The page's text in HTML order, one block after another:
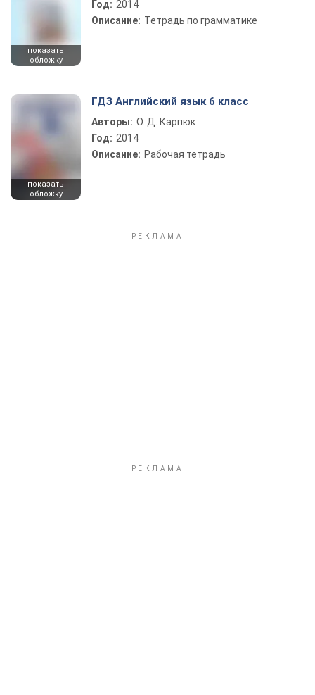
показать
обложку
Год: 2014
Описание: Тетрадь по грамматике
показать
обложку
ГДЗ Английский язык 6 класс
Авторы: О. Д. Карпюк
Год: 2014
Описание: Рабочая тетрадь